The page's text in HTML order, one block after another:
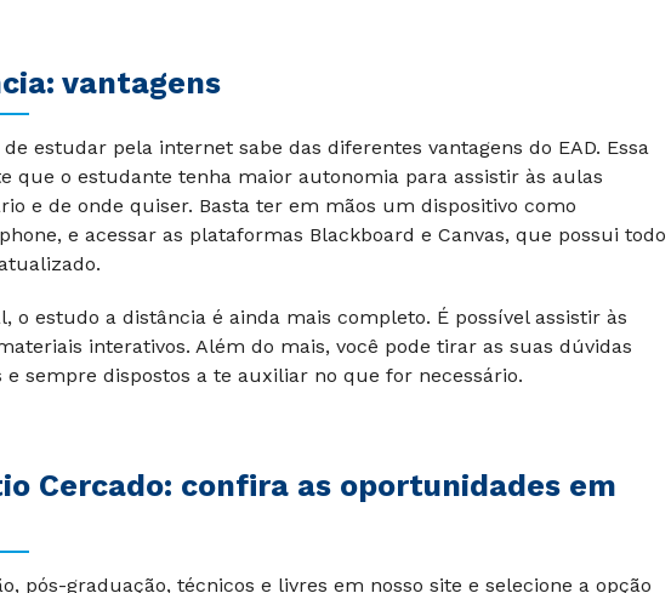
vantagens
estudar pela internet sabe das diferentes vantagens do EAD. Essa
que o estudante tenha maior autonomia para assistir às aulas
e de onde quiser. Basta ter em mãos um dispositivo como
e acessar as plataformas Blackboard e Canvas, que possui todo
o estudo a distância é ainda mais completo. É possível assistir às
interativos. Além do mais, você pode tirar as suas dúvidas
sempre dispostos a te auxiliar no que for necessário.
Cercado: confira as oportunidades em
pós-graduação, técnicos e livres em nosso site e selecione a opção